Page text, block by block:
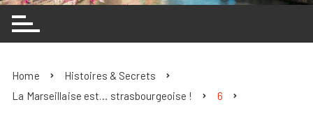
Home
Histoires & Secrets
La Marseillaise est… strasbourgeoise !
6